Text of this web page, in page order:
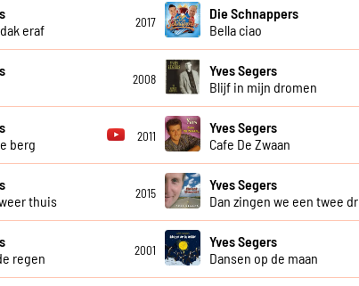
eraf
2017
Die Schnappers
Bella ciao
2008
Yves Segers
Blijf in mijn dromen
berg
2011
Yves Segers
Cafe De Zwaan
thuis
2015
Yves Segers
Dan zingen we een twee
regen
2001
Yves Segers
Dansen op de maan